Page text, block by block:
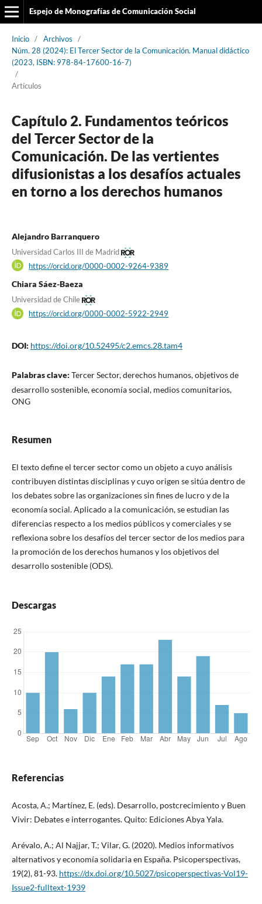
Espejo de Monografías de Comunicación Social
Inicio / Archivos
/
Núm. 28 (2024): El Tercer Sector de la Comunicación. Manual didáctico
(2023, ISBN: 978-84-17600-16-7)
/
Artículos
Capítulo 2. Fundamentos teóricos
del Tercer Sector de la
Comunicación. De las vertientes
difusionistas a los desafíos actuales
en torno a los derechos humanos
Alejandro Barranquero
Universidad Carlos III de Madrid
https://orcid.org/0000-0002-9264-9389
Chiara Sáez-Baeza
Universidad de Chile
https://orcid.org/0000-0002-5922-2949
DOI: https://doi.org/10.52495/c2.emcs.28.tam4
Palabras clave: Tercer Sector, derechos humanos, objetivos de
desarrollo sostenible, economía social, medios comunitarios,
ONG
Resumen
El texto define el tercer sector como un objeto a cuyo análisis
contribuyen distintas disciplinas y cuyo origen se sitúa dentro de
los debates sobre las organizaciones sin fines de lucro y de la
economía social. Aplicado a la comunicación, se estudian las
diferencias respecto a los medios públicos y comerciales y se
reflexiona sobre los desafíos del tercer sector de los medios para
la promoción de los derechos humanos y los objetivos del
desarrollo sostenible (ODS).
Descargas
Referencias
Acosta, A.; Martínez, E. (eds). Desarrollo, postcrecimiento y Buen
Vivir: Debates e interrogantes. Quito: Ediciones Abya Yala.
Arévalo, A.; Al Najjar, T.; Vilar, G. (2020). Medios informativos
alternativos y economía solidaria en España. Psicoperspectivas,
19(2), 81-93. https://dx.doi.org/10.5027/psicoperspectivas-Vol19-
Issue2-fulltext-1939